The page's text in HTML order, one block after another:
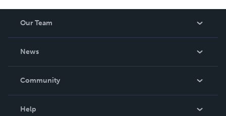
Our Team
News
In The News
Community
Help